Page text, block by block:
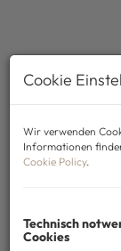
Cookie
Wir verwenden
Informationen
Cookie Policy.
Technisch
Cookies